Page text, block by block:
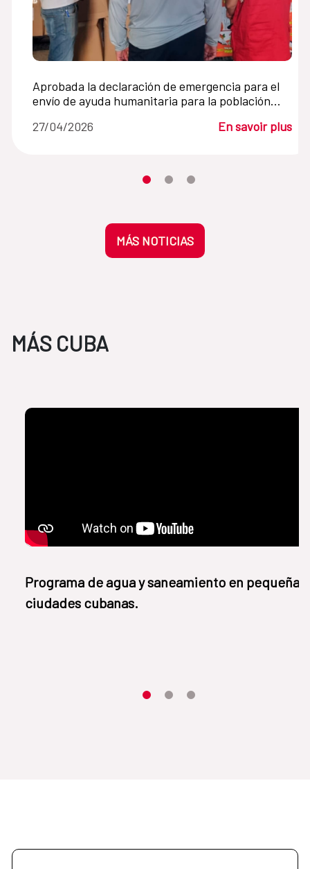
Aprobada la declaración de emergencia para el
envío de ayuda humanitaria para la población
27/04/2026 En savoir plus
Desplaza el carrusel hasta su
Desplaza el carrusel hasta su
Desplaza el carrusel
MÁS NOTICIAS
MÁS CUBA
Programa de agua y saneamiento en pequeñas
ciudades cubanas.
Item 1Item2Item3